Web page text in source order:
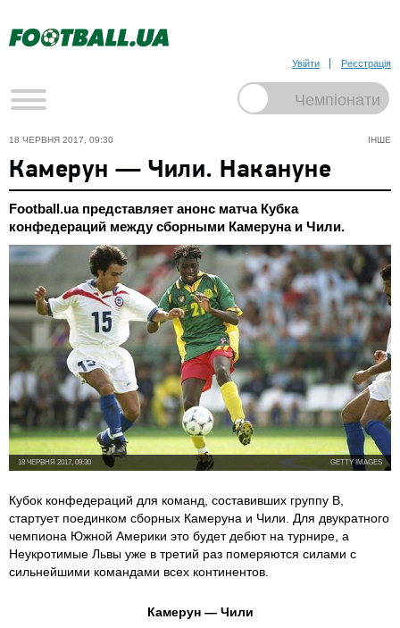
Увійти Реєстрація
ІНШЕ
18 ЧЕРВНЯ 2017, 09:30
Камерун — Чили. Накануне
Football.ua представляет анонс матча Кубка
конфедераций между сборными Камеруна и Чили.
GETTY IMAGES
18 ЧЕРВНЯ 2017, 09:30
Кубок конфедераций для команд, составивших группу В,
стартует поединком сборных Камеруна и Чили. Для двукратного
чемпиона Южной Америки это будет дебют на турнире, а
Неукротимые Львы уже в третий раз померяются силами с
сильнейшими командами всех континентов.
Камерун — Чили